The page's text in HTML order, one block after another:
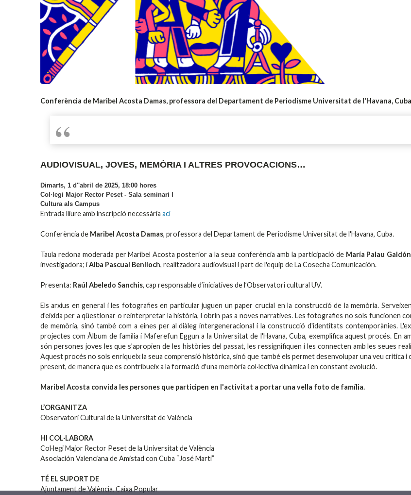
Conferència de Maribel Acosta Damas, professora del Departament de Periodisme Universitat de l'Havana,
AUDIOVISUAL, JOVES, MEMÒRIA I ALTRES PROVOCACIONS…
Dimarts, 1 d''abril de 2025, 18:00 hores
Col·legi Major Rector Peset - Sala seminari I
Cultura als Campus
Entrada lliure amb inscripció necessària ací
Conferència de Maribel Acosta Damas, professora del Departament de Periodisme Universitat de l'Havana, Cuba.
Taula redona moderada per Maribel Acosta posterior a la seua conferència amb la participació de María Palau Galdón
investigadora; iAlba Pascual Benlloch, realitzadora audiovisual i part de l'equip de La Cosecha Comunicación.
Presenta: Raúl Abeledo Sanchis, cap responsable d’iniciatives de l’Observatori cultural UV.
Els arxius en general i les fotografies en particular juguen un paper crucial en la construcció de la memòria.
d'eixida per a qüestionar o reinterpretar la història, i obrin pas a noves narratives. Les fotografies no sols funcionen
de memòria, sinó també com a eines per al diàleg intergeneracional i la construcció d'identitats contemporànies.
projectes com Àlbum de família i Maferefun Eggun a la Universitat de l'Havana, Cuba, exemplifica aquest procés. En
són persones joves les que s'apropien de les històries del passat, les ressignifiquen i les connecten amb les seues
Aquest procés no sols enriqueix la seua comprensió històrica, sinó que també els permet desenvolupar una veu crítica i
present, de manera que es contribueix a la formació d'una memòria col·lectiva dinàmica i en constant evolució.
Maribel Acosta convida les persones que participen en l'activitat a portar una vella foto de família.
L’ORGANITZA
Observatori Cultural de la Universitat de València
HI COL·LABORA
Col·legi Major Rector Peset de la Universitat de València
Asociación Valenciana de Amistad con Cuba “José Martí”
TÉ EL SUPORT DE
Ajuntament de València. Caixa Popular